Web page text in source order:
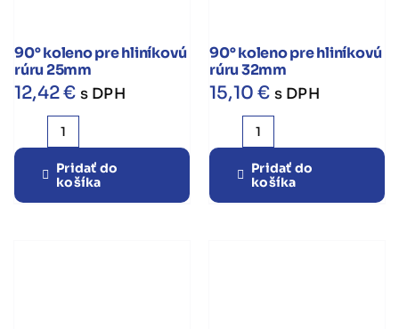
90° koleno pre hliníkovú
rúru 25mm
12,42€ s DPH
množstvo
90°
koleno
pre
Pridať do
košíka
90° koleno pre hliníkovú
rúru 32mm
15,10€ s DPH
množstvo
90°
koleno
pre
Pridať do
košíka